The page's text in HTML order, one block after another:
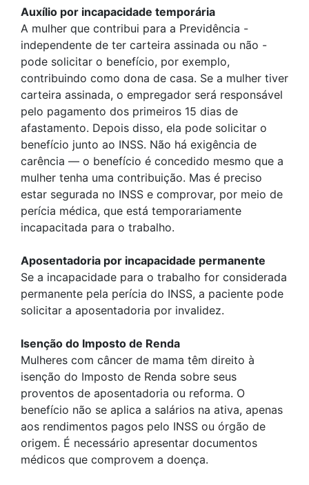
Auxílio por incapacidade temporária
A mulher que contribui para a Previdência -
independente de ter carteira assinada ou não -
pode solicitar o benefício, por exemplo,
contribuindo como dona de casa. Se a mulher tiver
carteira assinada, o empregador será responsável
pelo pagamento dos primeiros 15 dias de
afastamento. Depois disso, ela pode solicitar o
benefício junto ao INSS. Não há exigência de
carência — o benefício é concedido mesmo que a
mulher tenha uma contribuição. Mas é preciso
estar segurada no INSS e comprovar, por meio de
perícia médica, que está temporariamente
incapacitada para o trabalho.
Aposentadoria por incapacidade permanente
Se a incapacidade para o trabalho for considerada
permanente pela perícia do INSS, a paciente pode
solicitar a aposentadoria por invalidez.
Isenção do Imposto de Renda
Mulheres com câncer de mama têm direito à
isenção do Imposto de Renda sobre seus
proventos de aposentadoria ou reforma. O
benefício não se aplica a salários na ativa, apenas
aos rendimentos pagos pelo INSS ou órgão de
origem. É necessário apresentar documentos
médicos que comprovem a doença.